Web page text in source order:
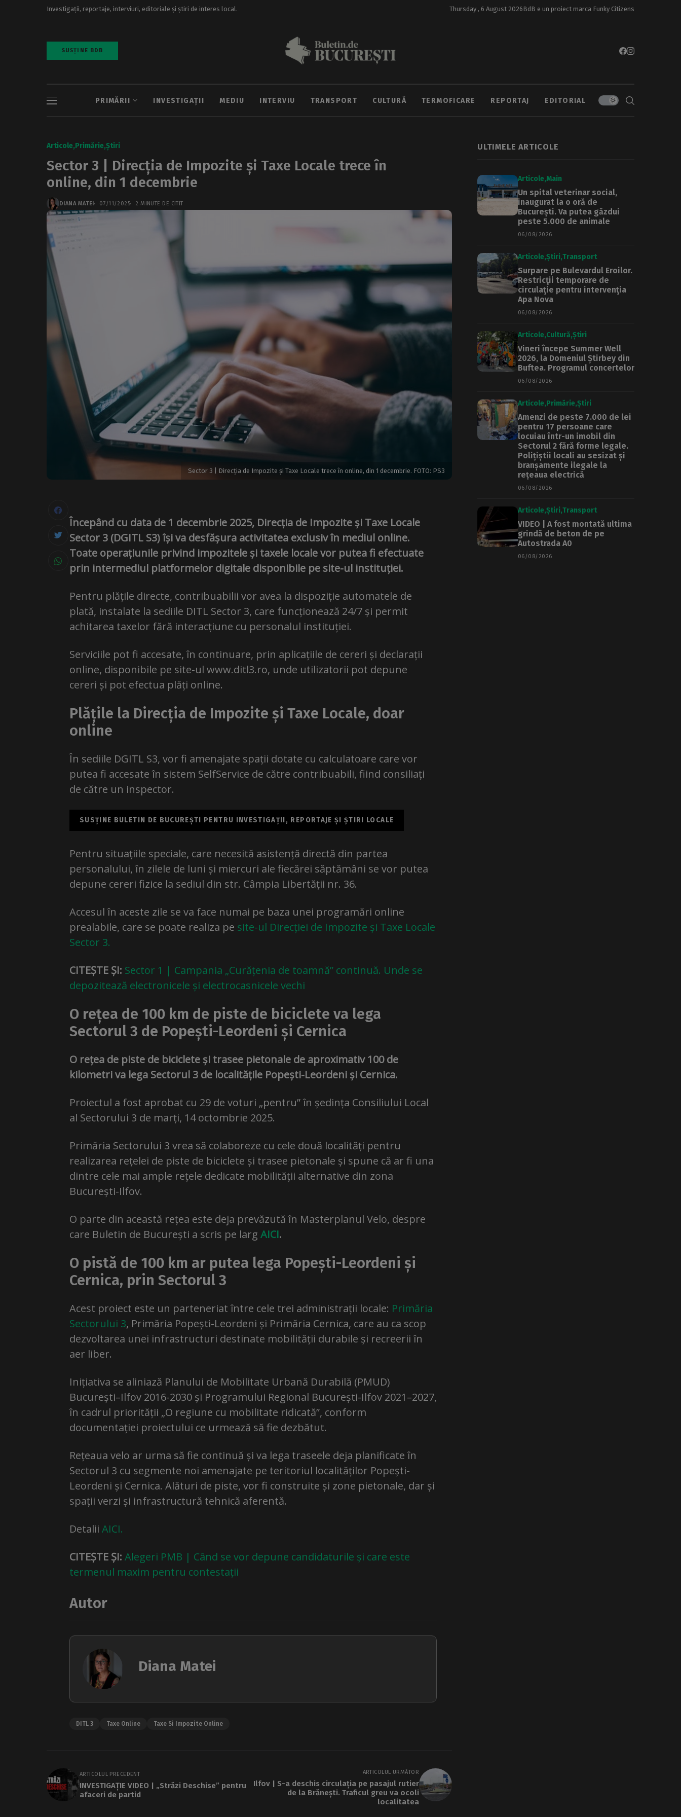
Investigații, reportaje, interviuri, editoriale și știri de interes local. Thursday , 6 August 2026BdB e un proiect marca Funky Citizens
SUSȚINE BDB
PRIMĂRII INVESTIGAȚII MEDIU INTERVIU TRANSPORT CULTURĂ TERMOFICARE REPORTAJ EDITORIAL
Articole Primărie Știri
Sector 3 | Direcția de Impozite și Taxe Locale trece în
online, din 1 decembrie
DIANA MATEI 07/11/2025 2 MINUTE DE CITIT
Sector 3 | Direcția de Impozite și Taxe Locale trece în online, din 1 decembrie. FOTO: PS3
Începând cu data de 1 decembrie 2025, Direcția de Impozite și Taxe Locale
Sector 3 (DGITL S3) își va desfășura activitatea exclusiv în mediul online.
Toate operațiunile privind impozitele și taxele locale vor putea fi efectuate
prin intermediul platformelor digitale disponibile pe site-ul instituției.
Pentru plățile directe, contribuabilii vor avea la dispoziție automatele de
plată, instalate la sediile DITL Sector 3, care funcționează 24/7 și permit
achitarea taxelor fără interacțiune cu personalul instituției.
Serviciile pot fi accesate, în continuare, prin aplicațiile de cereri și declarații
online, disponibile pe site-ul www.ditl3.ro, unde utilizatorii pot depune
cereri și pot efectua plăți online.
Plățile la Direcția de Impozite și Taxe Locale, doar
online
În sediile DGITL S3, vor fi amenajate spații dotate cu calculatoare care vor
putea fi accesate în sistem SelfService de către contribuabili, fiind consiliați
de către un inspector.
SUSȚINE BULETIN DE BUCUREȘTI PENTRU INVESTIGAȚII, REPORTAJE ȘI ȘTIRI LOCALE
Pentru situațiile speciale, care necesită asistență directă din partea
personalului, în zilele de luni și miercuri ale fiecărei săptămâni se vor putea
depune cereri fizice la sediul din str. Câmpia Libertății nr. 36.
Accesul în aceste zile se va face numai pe baza unei programări online
prealabile, care se poate realiza pe site-ul Direcției de Impozite și Taxe Locale
Sector 3.
CITEȘTE ȘI: Sector 1 | Campania „Curățenia de toamnă” continuă. Unde se
depozitează electronicele și electrocasnicele vechi
O rețea de 100 km de piste de biciclete va lega
Sectorul 3 de Popești-Leordeni și Cernica
O rețea de piste de biciclete și trasee pietonale de aproximativ 100 de
kilometri va lega Sectorul 3 de localitățile Popești-Leordeni și Cernica.
Proiectul a fost aprobat cu 29 de voturi „pentru” în ședința Consiliului Local
al Sectorului 3 de marți, 14 octombrie 2025.
Primăria Sectorului 3 vrea să colaboreze cu cele două localități pentru
realizarea rețelei de piste de biciclete și trasee pietonale și spune că ar fi una
dintre cele mai ample rețele dedicate mobilității alternative din zona
București-Ilfov.
O parte din această rețea este deja prevăzută în Masterplanul Velo, despre
care Buletin de București a scris pe larg AICI.
O pistă de 100 km ar putea lega Popești-Leordeni și
Cernica, prin Sectorul 3
Acest proiect este un parteneriat între cele trei administrații locale: Primăria
Sectorului 3, Primăria Popești-Leordeni și Primăria Cernica, care au ca scop
dezvoltarea unei infrastructuri destinate mobilității durabile și recreerii în
aer liber.
Inițiativa se aliniază Planului de Mobilitate Urbană Durabilă (PMUD)
București–Ilfov 2016-2030 și Programului Regional București-Ilfov 2021–2027,
în cadrul priorității „O regiune cu mobilitate ridicată”, conform
documentației proiectului ce urmează să fie dezbătut.
Rețeaua velo ar urma să fie continuă și va lega traseele deja planificate în
Sectorul 3 cu segmente noi amenajate pe teritoriul localităților Popești-
Leordeni și Cernica. Alături de piste, vor fi construite și zone pietonale, dar și
spații verzi și infrastructură tehnică aferentă.
Detalii AICI.
CITEȘTE ȘI: Alegeri PMB | Când se vor depune candidaturile și care este
termenul maxim pentru contestații
Autor
Diana Matei
DITL 3 Taxe Online Taxe Si Impozite Online
ARTICOLUL PRECEDENT
INVESTIGAȚIE VIDEO | „Străzi Deschise” pentru
afaceri de partid
ARTICOLUL URMĂTOR
Ilfov | S-a deschis circulația pe pasajul rutier
de la Brănești. Traficul greu va ocoli
localitatea
ULTIMELE ARTICOLE
Articole Main
Un spital veterinar social,
inaugurat la o oră de
București. Va putea găzdui
peste 5.000 de animale
06/08/2026
Articole Știri Transport
Surpare pe Bulevardul Eroilor.
Restricţii temporare de
circulaţie pentru intervenţia
Apa Nova
06/08/2026
Articole Cultură Știri
Vineri începe Summer Well
2026, la Domeniul Știrbey din
Buftea. Programul concertelor
06/08/2026
Articole Primărie Știri
Amenzi de peste 7.000 de lei
pentru 17 persoane care
locuiau într-un imobil din
Sectorul 2 fără forme legale.
Polițiștii locali au sesizat și
branșamente ilegale la
rețeaua electrică
06/08/2026
Articole Știri Transport
VIDEO | A fost montată ultima
grindă de beton de pe
Autostrada A0
06/08/2026